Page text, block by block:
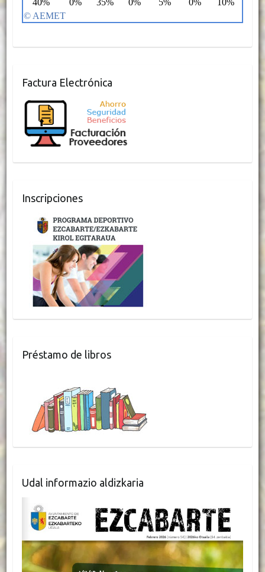
Factura Electrónica
Inscripciones
Préstamo de libros
Udal informazio aldizkaria